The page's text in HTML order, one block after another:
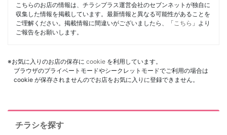
こちらのお店の情報は、チラシプラス運営会社のセブンネットが独自に
収集した情報を掲載しています。最新情報と異なる可能性があることを
ご理解ください。掲載情報に間違いがございましたら、「 こちら 」より
ご報告をお願いします。
※お気に入りのお店の保存に cookie を利用しています。
ブラウザのプライベートモードやシークレットモードでご利用の場合は
cookie が保存されませんのでお店をお気に入りに登録できません。
チラシを探す